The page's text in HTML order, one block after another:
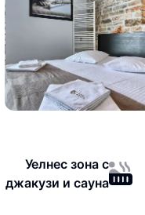
Уелнес зона с
джакузи и сауна